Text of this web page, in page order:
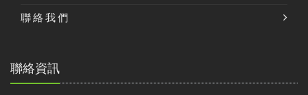
聯絡我們
聯絡資訊